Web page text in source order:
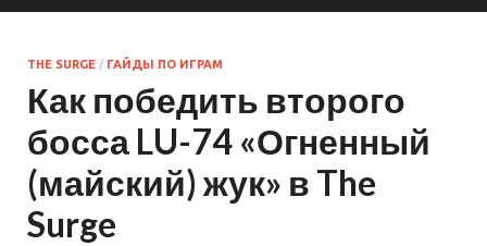
THE SURGE / ГАЙДЫ ПО ИГРАМ
Как победить второго
босса LU-74 «Огненный
(майский) жук» в The
Surge